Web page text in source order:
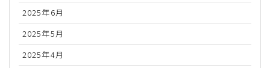
2025年6月
2025年5月
2025年4月